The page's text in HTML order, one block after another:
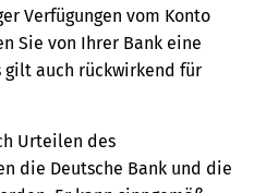
Verfügungen vom Konto
Sie von Ihrer Bank eine
gilt auch rückwirkend für
Urteilen des
die Deutsche Bank und die